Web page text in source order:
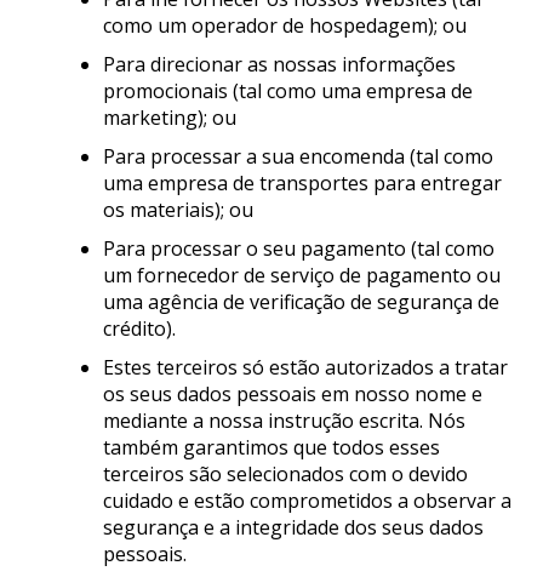
como um operador de hospedagem); ou
Para direcionar as nossas informações
promocionais (tal como uma empresa de
marketing); ou
Para processar a sua encomenda (tal como
uma empresa de transportes para entregar
os materiais); ou
Para processar o seu pagamento (tal como
um fornecedor de serviço de pagamento ou
uma agência de verificação de segurança de
crédito).
Estes terceiros só estão autorizados a tratar
os seus dados pessoais em nosso nome e
mediante a nossa instrução escrita. Nós
também garantimos que todos esses
terceiros são selecionados com o devido
cuidado e estão comprometidos a observar a
segurança e a integridade dos seus dados
pessoais.